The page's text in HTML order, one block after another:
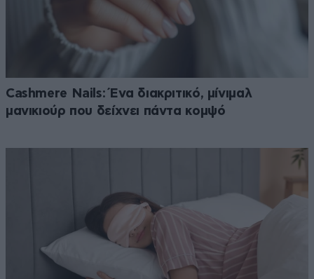
Cashmere Nails: Ένα διακριτικό, μίνιμαλ
μανικιούρ που δείχνει πάντα κομψό